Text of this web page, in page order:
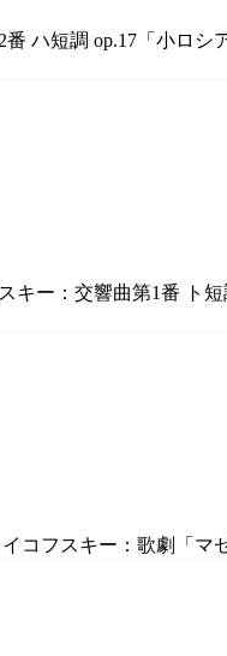
ハ短調 op.17「小ロシ
ー：交響曲第1番 ト
コフスキー：歌劇「マ